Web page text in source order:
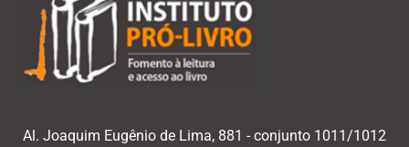
Al. Joaquim Eugênio de Lima, 881 - conjunto 1011/1012